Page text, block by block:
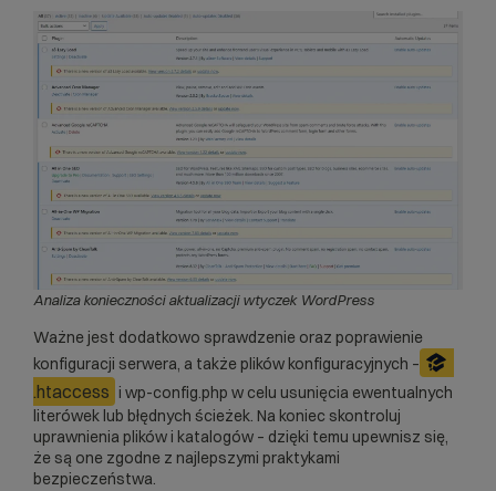
Analiza konieczności aktualizacji wtyczek WordPress
Ważne jest dodatkowo sprawdzenie oraz poprawienie
konfiguracji serwera, a także plików konfiguracyjnych –
.htaccess i wp-config.php w celu usunięcia ewentualnych
literówek lub błędnych ścieżek. Na koniec skontroluj
uprawnienia plików i katalogów – dzięki temu upewnisz się,
że są one zgodne z najlepszymi praktykami
bezpieczeństwa.